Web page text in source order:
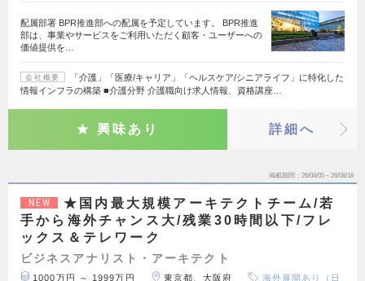
配属部署 BPR推進部への配属を予定しています。 BPR推進
部は、事業やサービスをご利用いただく顧客・ユーザーへの
価値提供を…
会社概要
「介護」「医療/キャリア」「ヘルスケア/シニアライフ」に特化した
情報インフラの構築 ■介護分野 介護職向け求人情報、資格講座…
興味あり 詳細へ
掲載期間 26/08/05～26/08/18
NEW
★国内最大規模アーキテクトチーム/若
手から海外チャンス大/残業30時間以下/フレ
ックス＆テレワーク
ビジネスアナリスト・アーキテクト
1000万円 ～ 1999万円 東京都、大阪府 海外展開あり（日